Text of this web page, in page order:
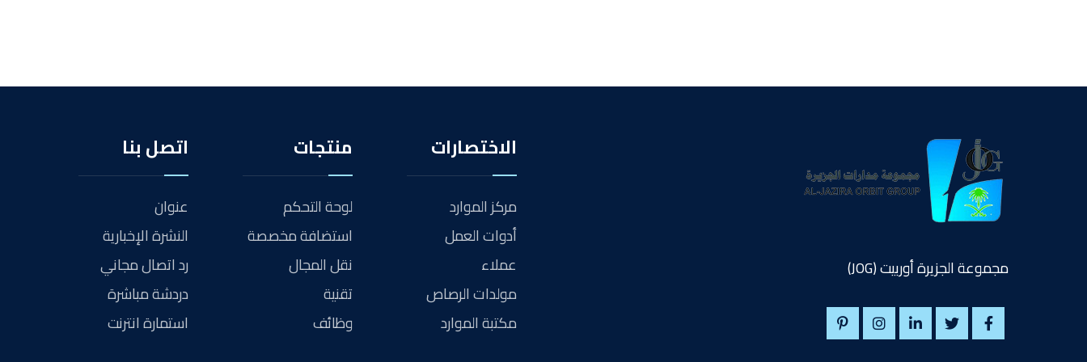
مجموعة الجزيرة أوربيت (JOG)
الاختصارات
مركز الموارد
أدوات العمل
عملاء
مولدات الرصاص
مكتبة الموارد
منتجات
لوحة التحكم
استضافة مخصصة
نقل المجال
تقنية
وظائف
اتصل بنا
عنوان
النشرة الإخبارية
رد اتصال مجاني
دردشة مباشرة
استمارة انترنت